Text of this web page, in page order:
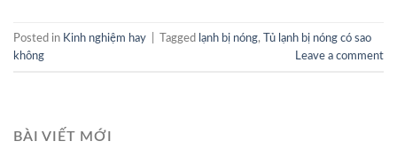
Posted in Kinh nghiệm hay Tagged lạnh bị nóng,
Tủ lạnh bị nóng có sao
không
Leave a comment
BÀI VIẾT MỚI